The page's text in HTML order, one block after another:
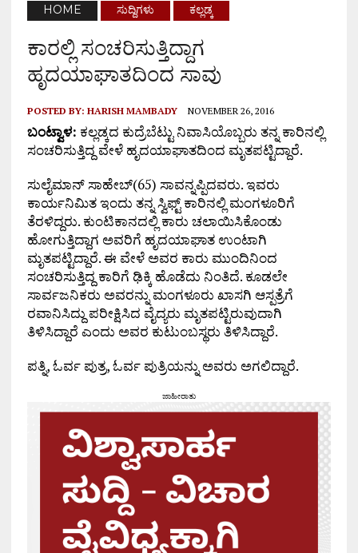
HOME ಸುದ್ದಿಗಳು ಕಲ್ಲಡ್ಕ
ಕಾರಲ್ಲಿ ಸಂಚರಿಸುತ್ತಿದ್ದಾಗ
ಹೃದಯಾಘಾತದಿಂದ ಸಾವು
POSTED BY: HARISH MAMBADY NOVEMBER 26, 2016
ಬಂಟ್ವಾಳ: ಕಲ್ಲಡ್ಕದ ಕುದ್ರೆಬೆಟ್ಟು ನಿವಾಸಿಯೊಬ್ಬರು ತನ್ನ ಕಾರಿನಲ್ಲಿ
ಸಂಚರಿಸುತ್ತಿದ್ದ ವೇಳೆ ಹೃದಯಾಘಾತದಿಂದ ಮೃತಪಟ್ಟಿದ್ದಾರೆ.
ಸುಲೈಮಾನ್ ಸಾಹೇಬ್(65) ಸಾವನ್ನಪ್ಪಿದವರು. ಇವರು
ಕಾರ್ಯನಿಮಿತ ಇಂದು ತನ್ನ ಸ್ವಿಫ್ಟ್ ಕಾರಿನಲ್ಲಿ ಮಂಗಳೂರಿಗೆ
ತೆರಳಿದ್ದರು. ಕುಂಟಿಕಾನದಲ್ಲಿ ಕಾರು ಚಲಾಯಿಸಿಕೊಂಡು
ಹೋಗುತ್ತಿದ್ದಾಗ ಅವರಿಗೆ ಹೃದಯಾಘಾತ ಉಂಟಾಗಿ
ಮೃತಪಟ್ಟಿದ್ದಾರೆ. ಈ ವೇಳೆ ಅವರ ಕಾರು ಮುಂದಿನಿಂದ
ಸಂಚರಿಸುತ್ತಿದ್ದ ಕಾರಿಗೆ ಢಿಕ್ಕಿ ಹೊಡೆದು ನಿಂತಿದೆ. ಕೂಡಲೇ
ಸಾರ್ವಜನಿಕರು ಅವರನ್ನು ಮಂಗಳೂರು ಖಾಸಗಿ ಆಸ್ಪತ್ರೆಗೆ
ರವಾನಿಸಿದ್ದು ಪರೀಕ್ಷಿಸಿದ ವೈದ್ಯರು ಮೃತಪಟ್ಟಿರುವುದಾಗಿ
ತಿಳಿಸಿದ್ದಾರೆ ಎಂದು ಅವರ ಕುಟುಂಬಸ್ಥರು ತಿಳಿಸಿದ್ದಾರೆ.
ಪತ್ನಿ, ಓರ್ವ ಪುತ್ರ, ಓರ್ವ ಪುತ್ರಿಯನ್ನು ಅವರು ಅಗಲಿದ್ದಾರೆ.
ಜಾಹೀರಾತು